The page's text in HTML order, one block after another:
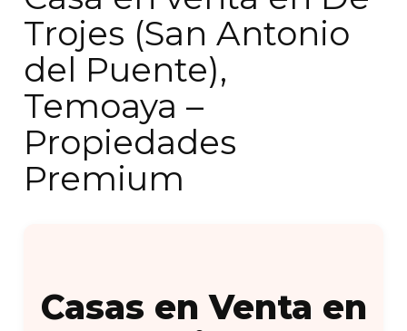
Trojes (San Antonio
del Puente),
Temoaya –
Propiedades
Premium
Casas en Venta en